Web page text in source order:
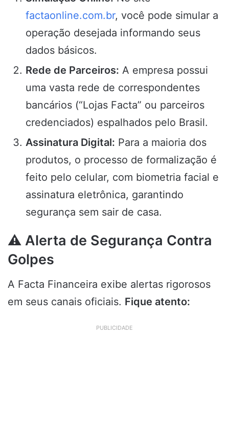
factaonline.com.br, você pode simular a
operação desejada informando seus
dados básicos.
Rede de Parceiros: A empresa possui
uma vasta rede de correspondentes
bancários (“Lojas Facta” ou parceiros
credenciados) espalhados pelo Brasil.
Assinatura Digital: Para a maioria dos
produtos, o processo de formalização é
feito pelo celular, com biometria facial e
assinatura eletrônica, garantindo
segurança sem sair de casa.
⚠️ Alerta de Segurança Contra
Golpes
A Facta Financeira exibe alertas rigorosos
em seus canais oficiais. Fique atento:
PUBLICIDADE